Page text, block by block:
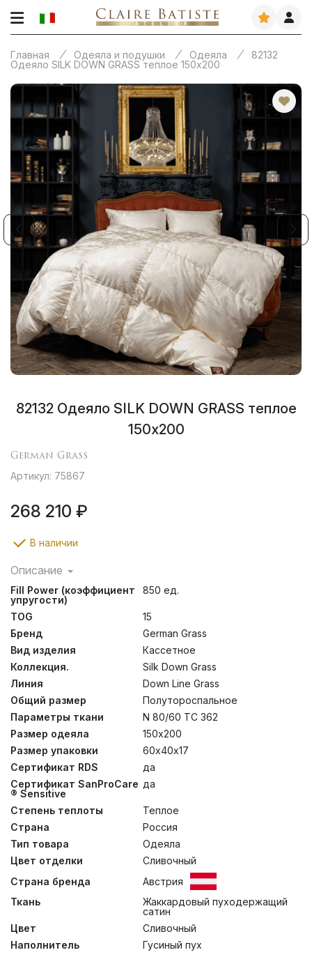
Главная Одеяла и подушки Одеяла
82132
Одеяло SILK DOWN GRASS теплое 150х200
82132 Одеяло SILK DOWN GRASS теплое
150х200
German Grass
Артикул: 75867
268 210 ₽
В наличии
Описание
Сочетание сливочного пуходержащего жаккардового
сатина PAISLEY из натурального 100% шелка и
первоклассного пухового наполнителя категории
“Экстра” повышенной упругости (Fill Power не менее
850 ед.) – это совершенный эксклюзив в мире
постельных принадлежностей. Высокая плотность
ткани и двойная отстрочка не позволят пуху
мигрировать из изделия и не пропустят частички пыли
внутрь. Эксклюзивные ткани создаются на
единственном производстве в Европе – старейшей
немецкой ткацкой фабрике – в лимитированном
количестве. Для того, чтобы ткать шелковый
пуходержащий жаккард с узором, необходимо
обладать высочайшим уровнем мастерства.
Кассетные одеяла ручной работы предназначены для
использования в холодное время года. Каждая
кассета размером 40х40 см наполнена отборным
белым пухом вручную.Для обеспечения особых
гигиенических свойств, изделия прошли обработку
методом озонирования Ozone Pure 360 Grass. Как и
всякий эксклюзив, изделия этой коллекции требуют
особого ухода при обслуживании: мы не
рекомендуем их стирать, допускается только сухая
чистка изделий.
Fill Power (коэффициент
упругости)
850 ед.
TOG
15
Бренд
German Grass
Вид изделия
Кассетное
Коллекция.
Silk Down Grass
Линия
Down Line Grass
Общий размер
Полутороспальное
Параметры ткани
N 80/60 TC 362
Размер одеяла
150х200
Размер упаковки
60х40х17
Сертификат RDS
да
Сертификат SanProCare
® Sensitive
да
Степень теплоты
Теплое
Страна
Россия
Тип товара
Одеяла
Цвет отделки
Сливочный
Страна бренда
Австрия
Ткань
Жаккардовый пуходержащий
сатин
Цвет
Сливочный
Наполнитель
Гусиный пух